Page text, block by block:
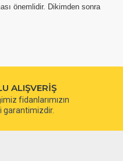
önemlidir. Dikimden sonra
ALIŞVERİŞ
fidanlarımızın
garantimizdir.